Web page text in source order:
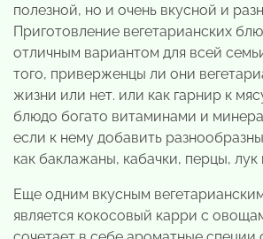
полезной, но и очень вкусной и
Приготовление вегетарианских
отличным вариантом для всей
того, приверженцы ли они
жизни или нет. или как гарнир к
блюдо богато витаминами и
если к нему добавить
как баклажаны, кабачки, перцы, лук
Еще одним вкусным
является кокосовый карри с